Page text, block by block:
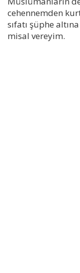
cehennemden
sıfatı şüphe
misal vereyim.